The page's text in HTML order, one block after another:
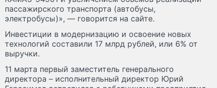
пассажирского транспорта (автобусы,
электробусы)», — говорится на сайте.
Инвестиции в модернизацию и освоение новых
технологий составили 17 млрд рублей, или 6% от
выручки.
11 марта первый заместитель генерального
директора – исполнительный директор Юрий